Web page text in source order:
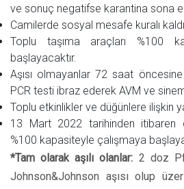
ve sonuç negatifse karantina sona
Camilerde sosyal mesafe kuralı
Toplu taşıma araçları %100
başlayacaktır.
Aşısı olmayanlar 72 saat
PCR testi ibraz ederek AVM ve
Toplu etkinlikler ve düğünlere ilişkin
13 Mart 2022 tarihinden itibaren
%100 kapasiteyle çalışmaya
*Tam olarak aşılı olanlar: 2 doz
Johnson&Johnson aşısı olup